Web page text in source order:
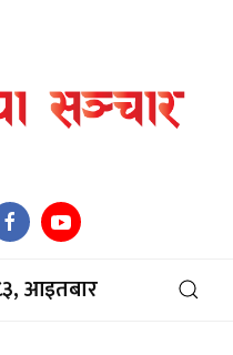
आइतबार